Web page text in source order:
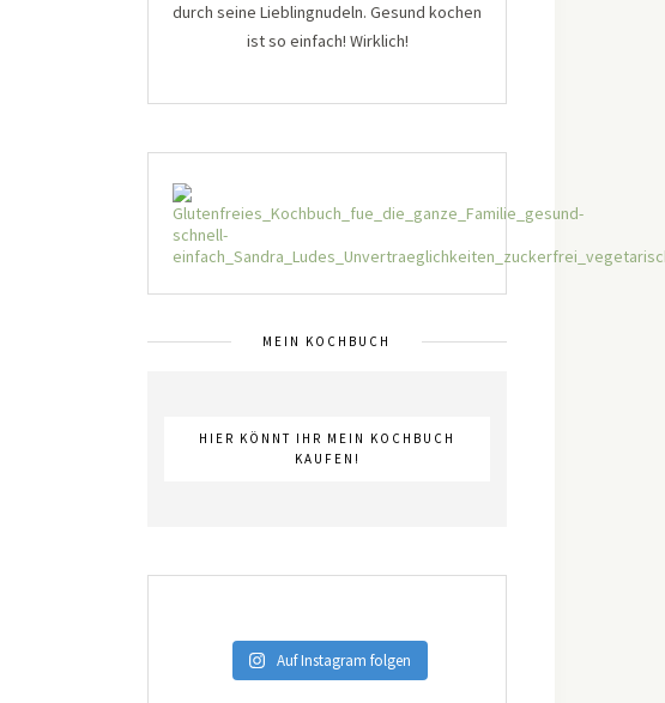
durch seine Lieblingnudeln. Gesund kochen
ist so einfach! Wirklich!
MEIN KOCHBUCH
HIER KÖNNT IHR MEIN KOCHBUCH
KAUFEN!
Auf Instagram folgen